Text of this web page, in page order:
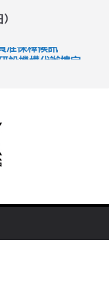
准保釋候訊